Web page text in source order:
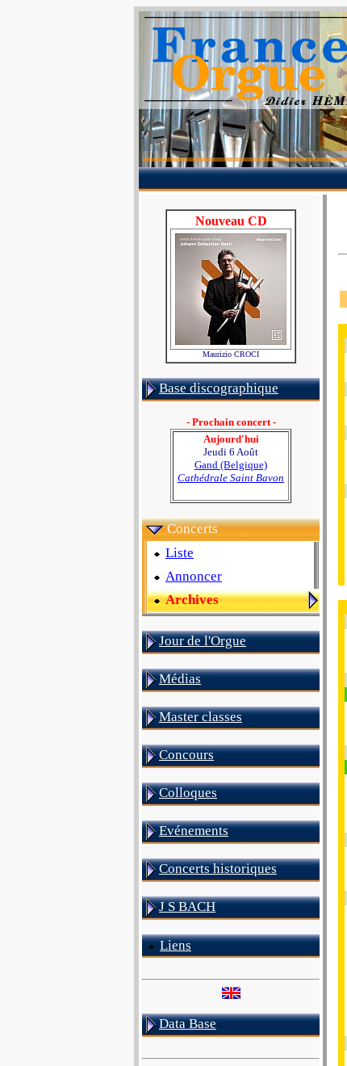
Nouveau CD
Maurizio CROCI
Base discographique
- Prochain concert -
Aujourd'hui
Jeudi 6 Août
Gand (Belgique)
Cathédrale Saint Bavon
Concerts
Liste
Annoncer
Archives
Jour de l'Orgue
Médias
Master classes
Concours
Colloques
Evénements
Concerts historiques
J S BACH
Liens
Data Base